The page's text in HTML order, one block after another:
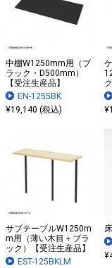
中棚W1250mm用（ブ
ラック・D500mm）
【受注生産品】
EN-1255BK
¥19,140 (税込)
サブテーブルW1250m
m用（薄い木目＋ブラ
ック）【受注生産品】
EST-125BKLM